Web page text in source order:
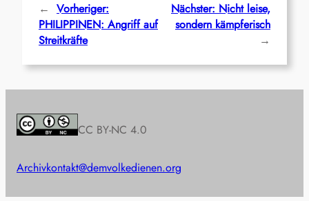
← Vorheriger:
PHILIPPINEN: Angriff auf
Streitkräfte
Nächster: Nicht leise,
sondern kämpferisch
→
CC BY-NC 4.0
Archivkontakt@demvolkedienen.org